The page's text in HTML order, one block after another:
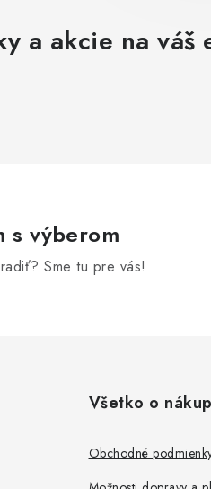
a akcie na váš
s výberom
Sme tu pre vás!
Všetko o
Obchodné